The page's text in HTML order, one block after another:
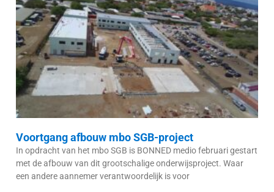
Voortgang afbouw mbo SGB-project
In opdracht van het mbo SGB is BONNED medio februari gestart
met de afbouw van dit grootschalige onderwijsproject. Waar
een andere aannemer verantwoordelijk is voor